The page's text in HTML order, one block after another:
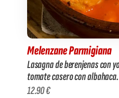
Melenzane Parmigiana
Lasagna de berenjenas con
tomate casero con
12.90 €